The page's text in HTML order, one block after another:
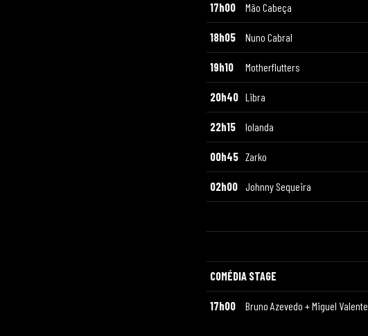
17h00 Mão Cabeça
18h05 Nuno Cabral
19h10 Motherflutters
20h40 Libra
22h15 Iolanda
00h45 Zarko
02h00 Johnny Sequeira
COMÉDIA STAGE
17h00 Bruno Azevedo + Miguel Valente